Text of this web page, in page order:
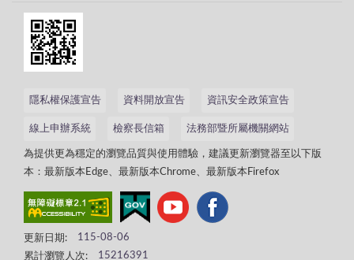
隱私權保護宣告 資料開放宣告 資訊安全政策宣告
線上申辦系統 檢察長信箱 法務部暨所屬機關網站
為提供更為穩定的瀏覽品質與使用體驗，建議更新瀏覽器至以下版
本：最新版本Edge、最新版本Chrome、最新版本Firefox
更新日期:
115-08-06
累計瀏覽人次:
15216391